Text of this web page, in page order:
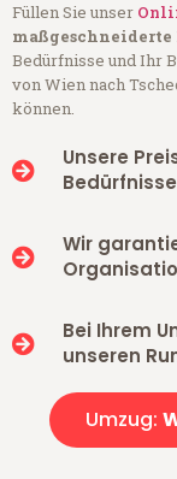
Füllen Sie unser
maßgeschneiderte
Bedürfnisse und Ihr
von Wien nach
können.
Unsere
Wir
Bei Ihrem
unseren
Umzug: